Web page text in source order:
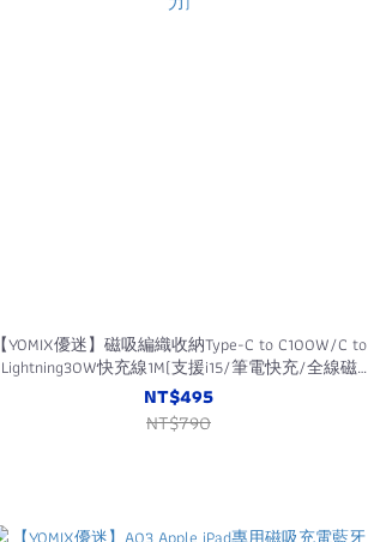
【YOMIX優迷】磁吸編織收納Type-C to C100W/C to
Lightning30W快充線1M(支援i15/筆電快充/全線磁
力)
NT$495
NT$790